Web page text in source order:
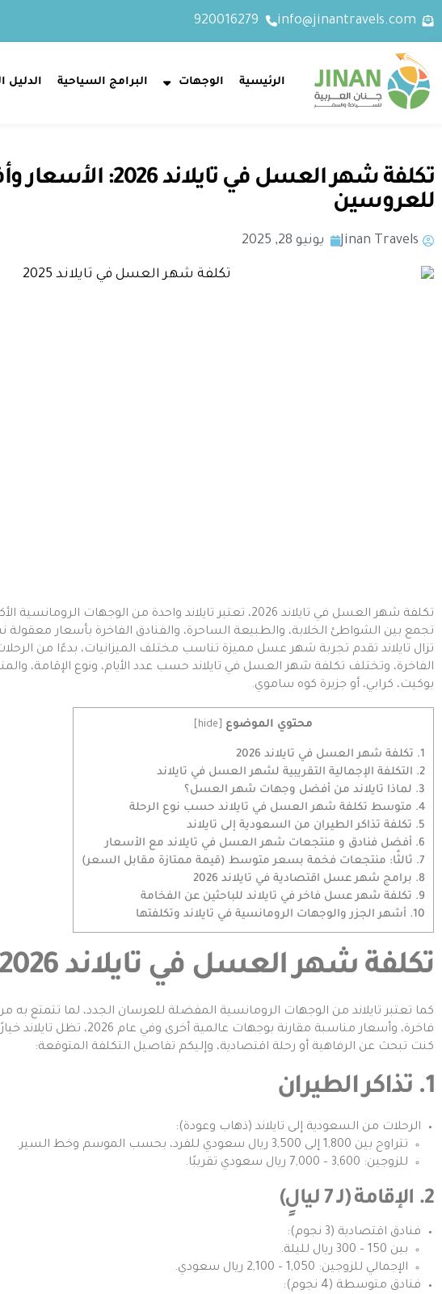
info@jinantravels.com
920016279
الرئيسية الوجهات البرامج السياحية الدليل
تكلفة شهر العسل في
للعروسين
Jinan Travels يونيو 28, 2025
تكلفة شهر العسل في تايلاند 2026، تعتبر تايلاند واحدة من الوجهات
تزال تايلاند تقدم تجربة شهر عسل مميزة تناسب مختلف الميزانيات، بدءًا من
الفاخرة، وتختلف تكلفة شهر العسل في تايلاند حسب عدد الأيام، ونوع الإقامة،
بوكيت، كرابي، أو جزيرة كوه ساموي.
محتوي الموضوع [
hide
]
1. تكلفة شهر العسل في تايلاند 2026
2. التكلفة الإجمالية التقريبية لشهر العسل في تايلاند
3.
لماذا تايلاند من أفضل وجهات شهر العسل؟
4. متوسط تكلفة شهر العسل في تايلاند حسب نوع الرحلة
5.
تكلفة تذاكر الطيران من السعودية إلى تايلاند
6. أفضل فنادق و منتجعات شهر العسل في تايلاند مع الأسعار
7.
ثالثًا: منتجعات فخمة بسعر متوسط (قيمة ممتازة مقابل السعر)
8. برامج شهر عسل اقتصادية في تايلاند 2026
9.
تكلفة شهر عسل فاخر في تايلاند للباحثين عن الفخامة
10. أشهر الجزر والوجهات الرومانسية في تايلاند وتكلفتها
تكلفة شهر العسل في تايلاند 2026
كما تعتبر تايلاند من الوجهات الرومانسية المفضلة للعرسان الجدد، لما تتمتع
فاخرة، وأسعار مناسبة مقارنة بوجهات
كنت تبحث عن الرفاهية أو رحلة اقتصادية، وإليكم تفاصيل التكلفة المتوقعة:
1. تذاكر الطيران
الرحلات من السعودية إلى تايلاند (ذهاب وعودة):
تتراوح بين 1,800 إلى 3,500 ريال سعودي للفرد، بحسب الموسم وخط السير.
للزوجين: 3,600 – 7,000 ريال سعودي تقريبًا.
2. الإقامة (لـ 7 ليالٍ)
فنادق اقتصادية (3 نجوم):
بين 150 – 300 ريال لليلة.
الإجمالي للزوجين: 1,050 – 2,100 ريال سعودي.
فنادق متوسطة (4 نجوم):